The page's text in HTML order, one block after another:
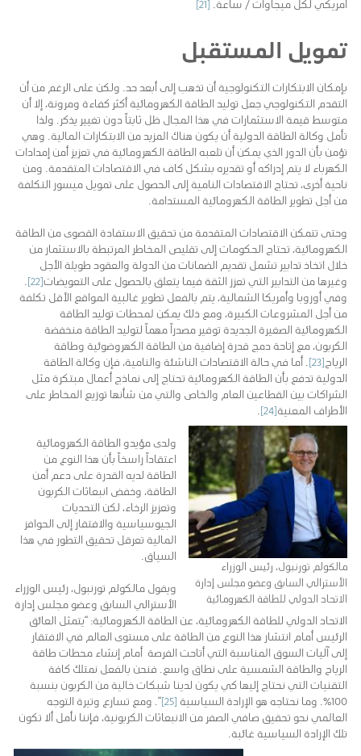
أمريكي لكل ميجاوات / ساعة. [21]
تمويل المستقبل
بإمكان الابتكارات التكنولوجية أن تذهب إلى أبعد حد. ولكن على الرغم من أن
التقدم التكنولوجي جعل توليد الطاقة الكهرومائية أكثر كفاءة ومرونة، إلا أن
متوسط قيمة الاستثمارات في هذا المجال ظل ثابتاً دون تغيير يذكر. ولذا
تأمل وكالة الطاقة الدولية أن يكون هناك المزيد من الابتكارات المالية. وهي
تؤمن بأن الدور الذي يمكن أن تلعبه الطاقة الكهرومائية في تعزيز أمن إمدادات
الكهرباء لا يتم إدراكه أو تقديره بشكل كاف في الاقتصادات المتقدمة. ومن
ناحية أخرى، تحتاج الاقتصادات النامية إلى الحصول على تمويل ميسور التكلفة
من أجل تطوير الطاقة الكهرومائية المستدامة.
وحتى تتمكن الاقتصادات المتقدمة من تحقيق الاستفادة القصوى من الطاقة
الكهرومائية، تحتاج الحكومات إلى تقليص المخاطر المرتبطة بالاستثمار من
خلال اتخاذ تدابير تشمل تقديم الضمانات من الدولة والعقود طويلة الأجل
وغيرها من التدابير التي تعزز الثقة فيما يتعلق بالحصول على التعويضات[22]
.
وفي أوروبا وأمريكا الشمالية، يتم بالفعل تطوير غالبية المواقع الأقل تكلفة
من أجل المشروعات الكبيرة، ومع ذلك يمكن لمحطات توليد الطاقة
الكهرومائية الصغيرة الجديدة توفير مصدراً مهماً لتوليد الطاقة منخفضة
الكربون، مع إتاحة دمج قدرة إضافية من الطاقة الكهروضوئية وطاقة
الرياح[23]
. أما في حالة الاقتصادات الناشئة والنامية، فإن وكالة الطاقة
الدولية تدفع بأن الطاقة الكهرومائية تحتاج إلى نماذج أعمال مبتكرة مثل
الشراكات بين القطاعين العام والخاص والتي من شأنها توزيع المخاطر على
الأطراف المعنية[24]
.
مالكولم تورنبول، رئيس الوزراء
الأسترالي السابق وعضو مجلس إدارة
الاتحاد الدولي للطاقة الكهرومائية
ولدى مؤيدو الطاقة الكهرومائية
اعتقاداً راسخاً بأن هذا النوع من
الطاقة لديه القدرة على دعم أمن
الطاقة، وخفض انبعاثات الكربون
وتعزيز الرخاء، لكن التحديات
الجيوسياسية والافتقار إلى الحوافز
المالية تعرقل تحقيق التطور في هذا
السياق.
ويقول مالكولم تورنبول، رئيس الوزراء
الأسترالي السابق وعضو مجلس إدارة
الاتحاد الدولي للطاقة الكهرومائية، عن الطاقة الكهرومائية: “يتمثل العائق
الرئيس أمام انتشار هذا النوع من الطاقة على مستوى العالم في الافتقار
إلى آليات السوق المناسبة التي أتاحت الفرصة أمام إنشاء محطات طاقة
الرياح والطاقة الشمسية على نطاق واسع. فنحن بالفعل نمتلك كافة
التقنيات التي نحتاج إليها كي يكون لدينا شبكات خالية من الكربون بنسبة
100٪. وما نحتاجه هو الإرادة السياسية
[25]
“. ومع تسارع وتيرة التوجه
العالمي نحو تحقيق صافي الصفر من الانبعاثات الكربونية، فإننا نأمل ألا تكون
تلك الإرادة السياسية غائبة.